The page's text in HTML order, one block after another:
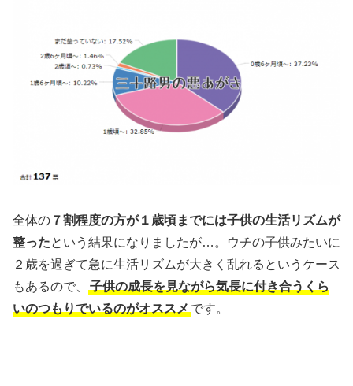
全体の ７割程度の方が１歳頃までには子供の生活リズムが
整ったという結果になりましたが…。ウチの子供みたいに
２歳を過ぎて急に生活リズムが大きく乱れるというケース
もあるので、
子供の成長を見ながら気長に付き合うくら
いのつもりでいるのがオススメ です。